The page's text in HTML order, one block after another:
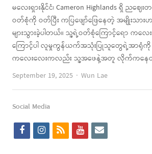
မလေးရှားနိုင်ငံ၊ Cameron Highlands ရှိ ညဈေး
ဝတ်စုံကို ဝတ်ပြီး ကပြဖျော်ဖြေနေတဲ့ အမျိုးသားဟ
များသွားခဲ့ပါတယ်။ သူ့ရဲ့ဝတ်စုံကြောင့်ရော ကလေ
ကြောင့်ပါ လူမှုကွန်ယက်အသုံးပြုသူတွေရဲ့အာရုံကို ဖ
ကလေးလေးကလည်း သူ့အဖေနဲ့အတူ လိုက်ကနေ
September 19, 2025
Author
Wun Lae
Social Media
f
i
r
y
e